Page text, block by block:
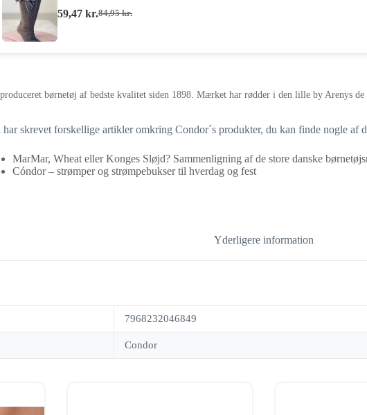
84,95kr.
Den
59,47 kr.Den
børnetøj af bedste kvalitet siden 1898. Mærket har rødder i den lille by Arenys
skrevet forskellige artikler omkring Condor´s produkter, du kan finde nogle af
MarMar, Wheat eller Konges Sløjd? Sammenligning af de store danske
Cóndor – strømper og strømpebukser til hverdag og fest
Yderligere information
7968232046849
Condor